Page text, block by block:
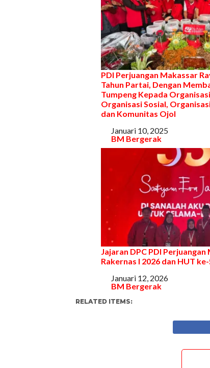
PDI Perjuangan Makassar
Tahun Partai, Dengan
Tumpeng Kepada
Organisasi Sosial,
dan Komunitas Ojol
Tanggal
Januari 10, 2025
Sehubungan dengan
BM Bergerak
Jajaran DPC PDI
Rakernas I 2026 dan HUT
Tanggal
Januari 12, 2026
Sehubungan dengan
BM Bergerak
RELATED ITEMS: